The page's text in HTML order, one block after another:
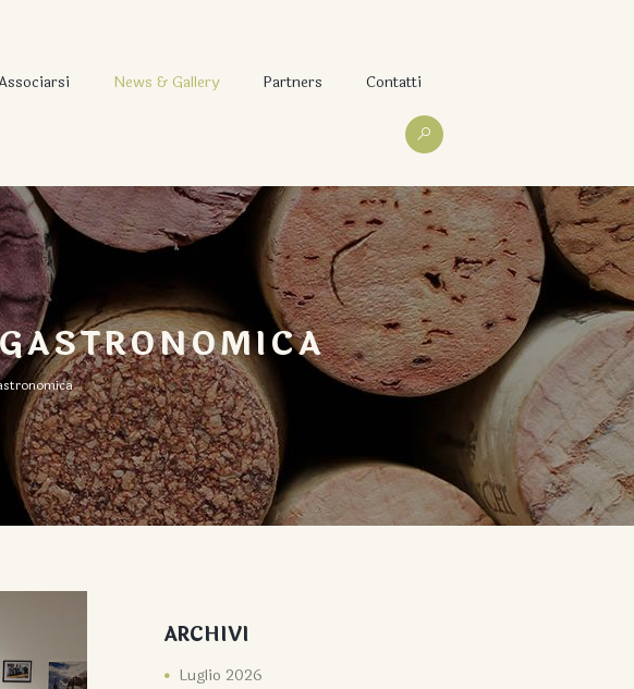
News & Gallery Partners Contatti
ARCHIVI
Luglio 2026